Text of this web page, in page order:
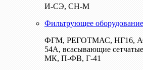
И-СЭ, СН-М
Фильтрующее оборудование
ФГМ, РЕГОТМАС, НГ16,
54А, всасывающие
МК, П-ФВ, Г-41